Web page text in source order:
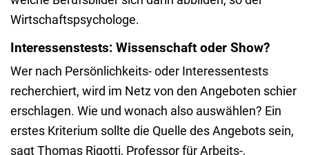
Wirtschaftspsychologe.
Interessenstests: Wissenschaft oder Show?
Wer nach Persönlichkeits- oder Interessentests
recherchiert, wird im Netz von den Angeboten schier
erschlagen. Wie und wonach also auswählen? Ein
erstes Kriterium sollte die Quelle des Angebots sein,
sagt Thomas Rigotti, Professor für Arbeits-,